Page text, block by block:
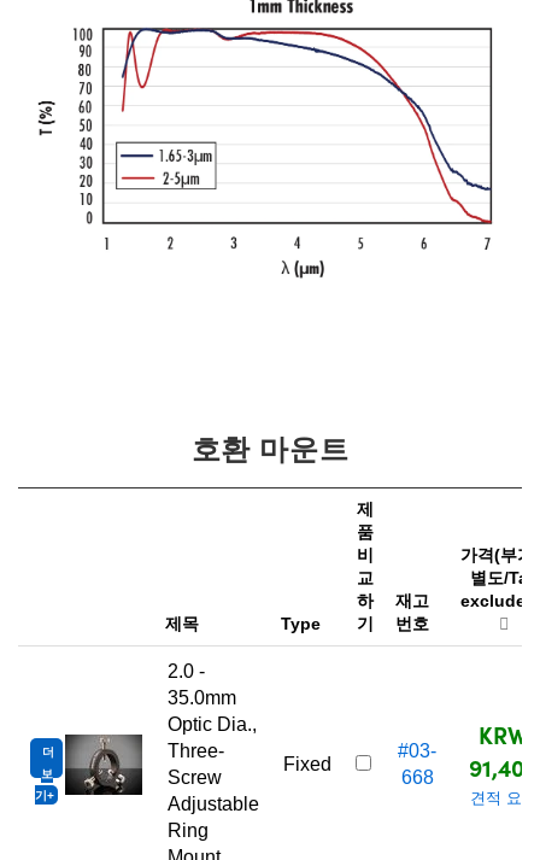
호환 마운트
제목 Type
제
품
비
교
하
기
재고
번호
가격(부가
별도/Tax
더
보
기
2.0 -
35.0mm
Optic Dia.,
Three-
Screw
Adjustable
Ring
Fixed
#03-
668
KRW
91,400
견적 요청